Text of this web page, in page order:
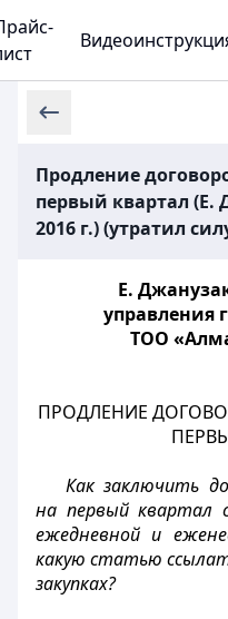
Продление
первый квартал (Е.
2016 г.) (утратил
Е.
управления
ТОО
ПРОДЛЕНИЕ
Как заключить
на первый квартал
ежедневной и
какую статью
закупках?